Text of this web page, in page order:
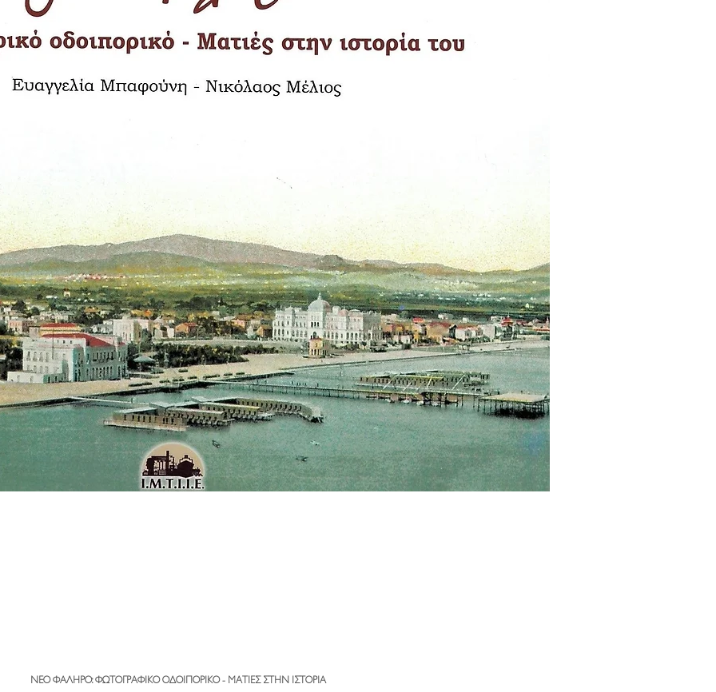
Quick View
ΝΕΟ ΦΑΛΗΡΟ: ΦΩΤΟΓΡΑΦΙΚΟ ΟΔΟΙΠΟΡΙΚΟ - ΜΑΤΙΕΣ ΣΤΗΝ ΙΣΤΟΡΙΑ